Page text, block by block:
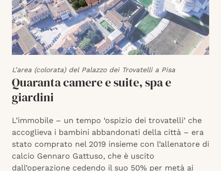
L’area (colorata) del Palazzo dei Trovatelli a Pisa
Quaranta camere e suite, spa e
giardini
L’immobile – un tempo ‘ospizio dei trovatelli’ che
accoglieva i bambini abbandonati della città – era
stato comprato nel 2019 insieme con l’allenatore di
calcio Gennaro Gattuso, che è uscito
dall’operazione cedendo il suo 50% per metà ai